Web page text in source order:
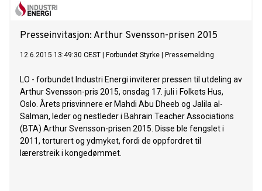
Presseinvitasjon: Arthur Svensson-prisen 2015
12.6.2015 13:49:30 CEST Forbundet Styrke Pressemelding
LO - forbundet Industri Energi inviterer pressen til utdeling av
Arthur Svensson-pris 2015, onsdag 17. juli i Folkets Hus,
Oslo. Årets prisvinnere er Mahdi Abu Dheeb og Jalila al-
Salman, leder og nestleder i Bahrain Teacher Associations
(BTA) Arthur Svensson-prisen 2015. Disse ble fengslet i
2011, torturert og ydmyket, fordi de oppfordret til
lærerstreik i kongedømmet.